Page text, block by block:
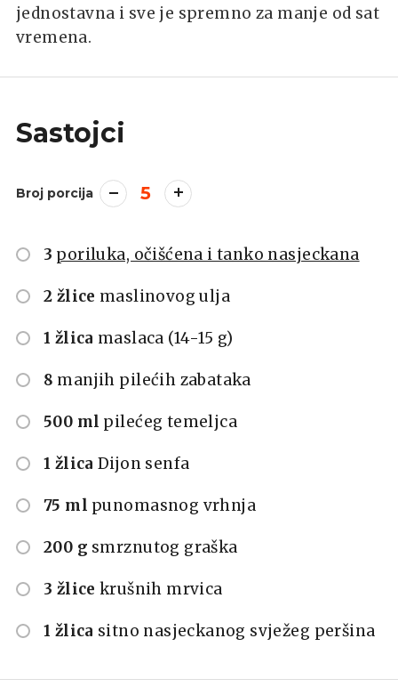
jednostavna i sve je spremno za manje od sat
vremena.
Sastojci
Broj porcija 5
3 poriluka, očišćena i tanko nasjeckana
2 žlice maslinovog ulja
1 žlica maslaca (14-15 g)
8 manjih pilećih zabataka
500 ml pilećeg temeljca
1 žlica Dijon senfa
75 ml punomasnog vrhnja
200 g smrznutog graška
3 žlice krušnih mrvica
1 žlica sitno nasjeckanog svježeg peršina